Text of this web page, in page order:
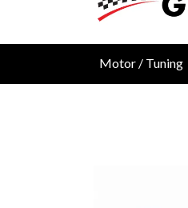
Motor / Tuning